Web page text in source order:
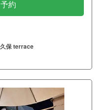
約
保 terrace